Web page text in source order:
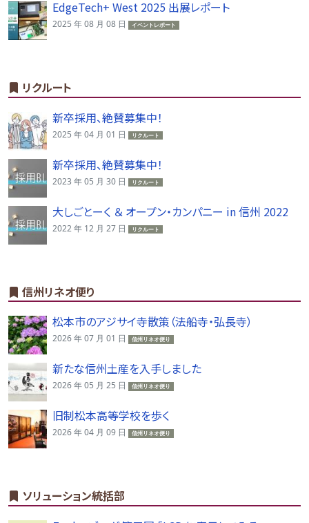
EdgeTech+ West 2025 出展レポート
2025 年 08 月 08 日 イベントレポート
リクルート
新卒採用、絶賛募集中！
2025 年 04 月 01 日 リクルート
新卒採用、絶賛募集中！
2023 年 05 月 30 日 リクルート
大しごとーく ＆ オープン・カンパニー in 信州 2022
2022 年 12 月 27 日 リクルート
信州リネオ便り
松本市のアジサイ寺散策（法船寺・弘長寺）
2026 年 07 月 01 日 信州リネオ便り
新たな信州土産を入手しました
2026 年 05 月 25 日 信州リネオ便り
旧制松本高等学校を歩く
2026 年 04 月 09 日 信州リネオ便り
ソリューション統括部